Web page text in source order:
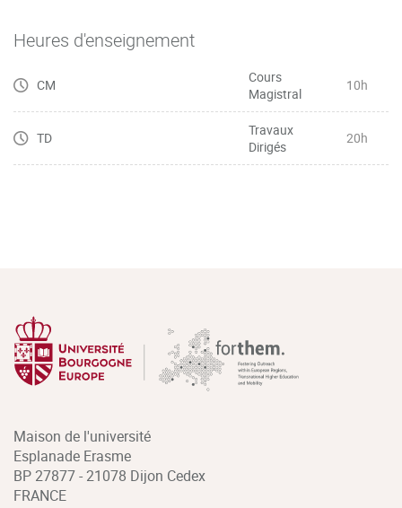
Heures d'enseignement
CM
Cours
Magistral
10h
TD
Travaux
Dirigés
20h
Maison de l'université
Esplanade Erasme
BP 27877 - 21078 Dijon Cedex
FRANCE